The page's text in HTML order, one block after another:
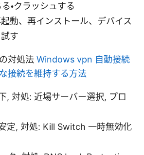
・クラッシュする
動、再インストール、デバイス
す
対処法 Windows vpn 自動接続
接続を維持する方法
, 対処: 近場サーバー選択, プロ
定, 対処: Kill Switch 一時無効化